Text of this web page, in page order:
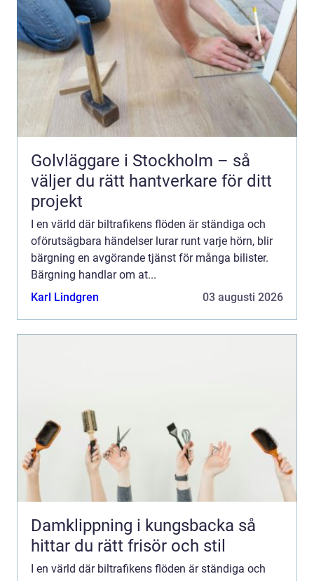
Golvläggare i Stockholm – så
väljer du rätt hantverkare för ditt
projekt
I en värld där biltrafikens flöden är ständiga och
oförutsägbara händelser lurar runt varje hörn, blir
bärgning en avgörande tjänst för många bilister.
Bärgning handlar om at...
Karl Lindgren
03 augusti 2026
Damklippning i kungsbacka så
hittar du rätt frisör och stil
I en värld där biltrafikens flöden är ständiga och